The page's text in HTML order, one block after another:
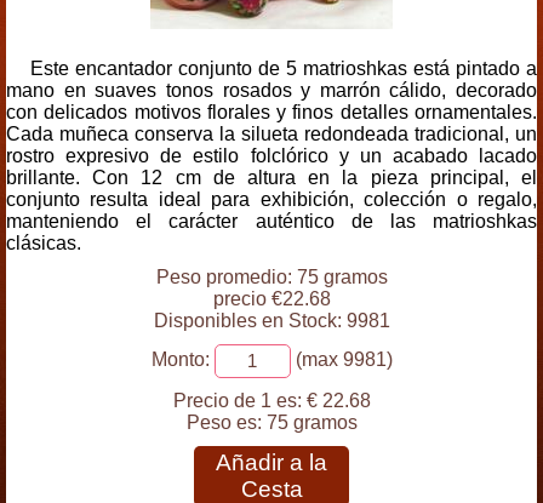
Este encantador conjunto de 5 matrioshkas está pintado a
mano en suaves tonos rosados y marrón cálido, decorado
con delicados motivos florales y finos detalles ornamentales.
Cada muñeca conserva la silueta redondeada tradicional, un
rostro expresivo de estilo folclórico y un acabado lacado
brillante. Con 12 cm de altura en la pieza principal, el
conjunto resulta ideal para exhibición, colección o regalo,
manteniendo el carácter auténtico de las matrioshkas
clásicas.
Peso promedio: 75 gramos
precio €22.68
Disponibles en Stock: 9981
Monto:
(max 9981)
Precio de 1 es: € 22.68
Peso es: 75 gramos
Añadir a la
Cesta